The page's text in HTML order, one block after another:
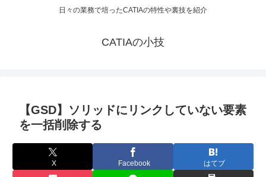
日々の業務で培ったCATIAの特性や裏技を紹介
CATIAの小技
【GSD】ソリッドにリンクしていない要素
を一括削除する
X Facebook はてブ